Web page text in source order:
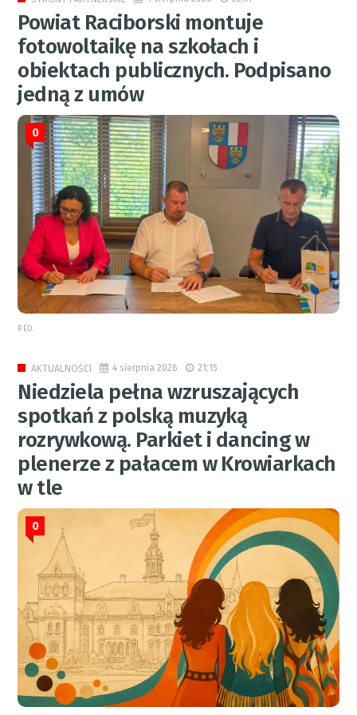
Powiat Raciborski montuje
fotowoltaikę na szkołach i
obiektach publicznych. Podpisano
jedną z umów
0
RED.
AKTUALNOŚCI 4 sierpnia 2026 21:15
Niedziela pełna wzruszających
spotkań z polską muzyką
rozrywkową. Parkiet i dancing w
plenerze z pałacem w Krowiarkach
w tle
0